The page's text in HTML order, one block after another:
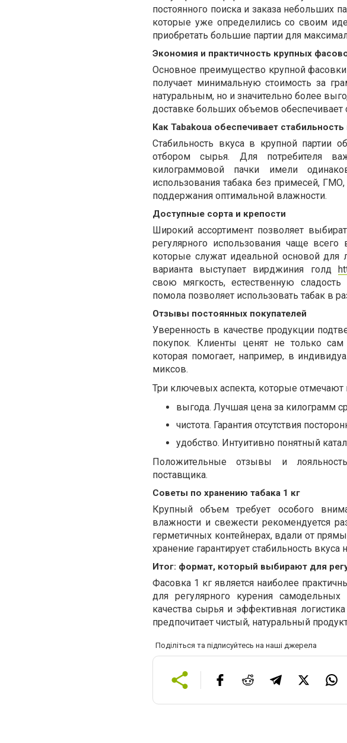
постоянного поиска и заказа небольших
которые уже определились со своим
приобретать большие партии для
Экономия и практичность крупных
Основное преимущество крупной
получает минимальную стоимость за
натуральным, но и значительно более
доставке больших объемов обеспечивает
Как Tabakoua обеспечивает
Стабильность вкуса в крупной партии
отбором сырья. Для потребителя
килограммовой пачки имели
использования табака без примесей,
поддержания оптимальной влажности.
Доступные сорта и крепости
Широкий ассортимент позволяет
регулярного использования чаще
которые служат идеальной основой для
варианта выступает вирджиния голд
свою мягкость, естественную
помола позволяет использовать табак в
Отзывы постоянных покупателей
Уверенность в качестве продукции
покупок. Клиенты ценят не только
которая помогает, например, в
миксов.
Три ключевых аспекта, которые отмечают
выгода. Лучшая цена за килограмм
чистота. Гарантия отсутствия
удобство. Интуитивно понятный
Положительные отзывы и
поставщика.
Советы по хранению табака 1 кг
Крупный объем требует особого
влажности и свежести рекомендуется
герметичных контейнерах, вдали от
хранение гарантирует стабильность
Итог: формат, который выбирают для
Фасовка 1 кг является наиболее
для регулярного курения самодельных
качества сырья и эффективная
предпочитает чистый, натуральный
Поділіться та підписуйтесь на наші джерела